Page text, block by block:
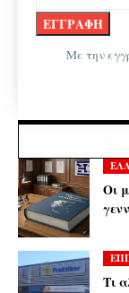
Με την
Οι
Τι